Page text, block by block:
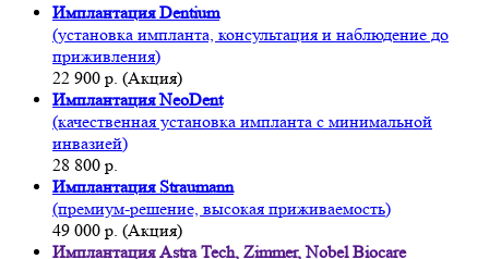
Имплантация Dentium
(установка импланта, консультация и наблюдение до
приживления)
22 900 р. (Акция)
Имплантация NeoDent
(качественная установка импланта с минимальной
инвазией)
28 800 р.
Имплантация Straumann
(премиум-решение, высокая приживаемость)
49 000 р. (Акция)
Имплантация Astra Tech, Zimmer, Nobel Biocare